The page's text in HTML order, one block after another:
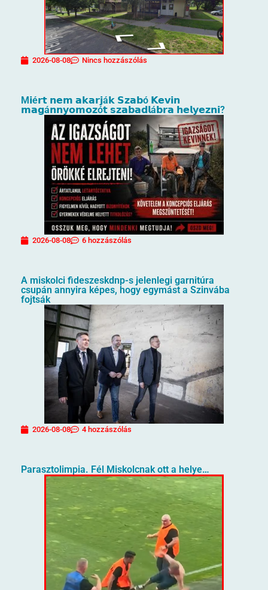
2026-08-08 Nincs hozzászólás
M𝗶é𝗿𝘁 𝗻𝗲𝗺 𝗮𝗸𝗮𝗿𝗷á𝗸 𝗦𝘇𝗮𝗯ó 𝗞𝗲𝘃𝗶𝗻
𝗺𝗮𝗴á𝗻𝗻𝘆𝗼𝗺𝗼𝘇ó𝘁 𝘀𝘇𝗮𝗯𝗮𝗱𝗹á𝗯𝗿𝗮 𝗵𝗲𝗹𝘆𝗲𝘇𝗻𝗶?
2026-08-08 6 hozzászólás
A miskolci fideszeskdnp-s jelenlegi garnitúra
csupán annyira képes, hogy egymást a Szinvába
fojtsák
2026-08-08 4 hozzászólás
Parasztolimpia. Fél Miskolcnak ott a helye…